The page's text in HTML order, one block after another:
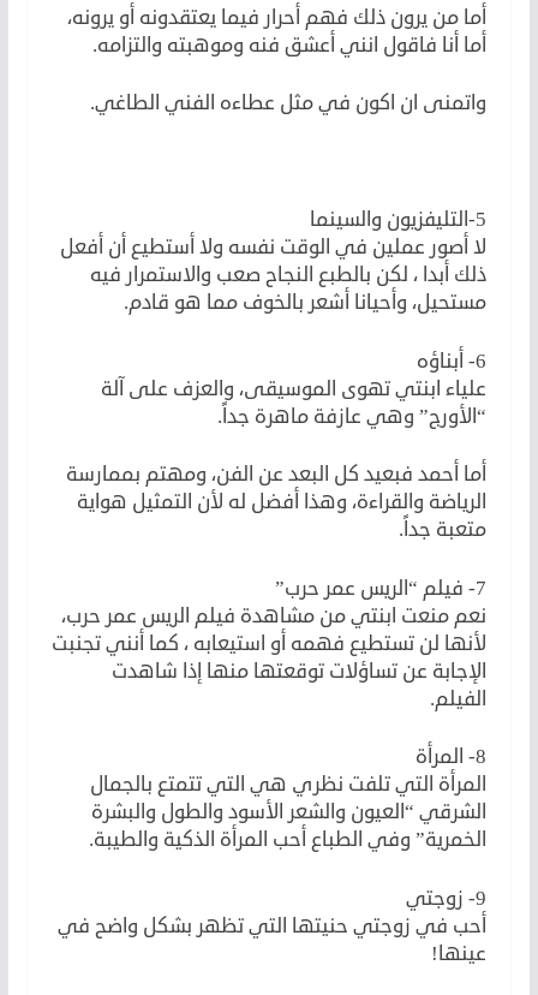
أما من يرون ذلك فهم أحرار فيما يعتقدونه أو يرونه،
أما أنا فاقول انني أعشق فنه وموهبته والتزامه.
واتمنى ان اكون في مثل عطاءه الفني الطاغي.
5-التليفزيون والسينما
لا أصور عملين في الوقت نفسه ولا أستطيع أن أفعل
ذلك أبدا ، لكن بالطبع النجاح صعب والاستمرار فيه
مستحيل، وأحيانا أشعر بالخوف مما هو قادم.
6- أبناؤه
علياء ابنتي تهوى الموسيقى، والعزف على آلة
“الأورج” وهي عازفة ماهرة جداً.
أما أحمد فبعيد كل البعد عن الفن، ومهتم بممارسة
الرياضة والقراءة، وهذا أفضل له لأن التمثيل هواية
متعبة جداً.
7- فيلم “الريس عمر حرب”
نعم منعت ابنتي من مشاهدة فيلم الريس عمر حرب،
لأنها لن تستطيع فهمه أو استيعابه ، كما أنني تجنبت
الإجابة عن تساؤلات توقعتها منها إذا شاهدت
الفيلم.
8- المرأة
المرأة التي تلفت نظري هي التي تتمتع بالجمال
الشرقي “العيون والشعر الأسود والطول والبشرة
الخمرية” وفي الطباع أحب المرأة الذكية والطيبة.
9- زوجتي
أحب في زوجتي حنيتها التي تظهر بشكل واضح في
عينها!